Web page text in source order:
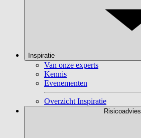
Inspiratie
Van onze experts
Kennis
Evenementen
Overzicht Inspiratie
Risicoadvies